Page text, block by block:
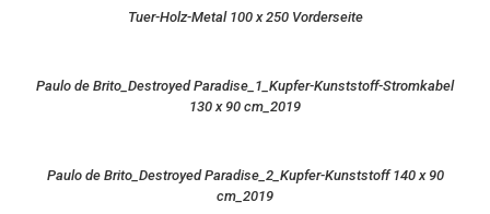
Tuer-Holz-Metal 100 x 250 Vorderseite
Paulo de Brito_Destroyed Paradise_1_Kupfer-Kunststoff-Stromkabel
130 x 90 cm_2019
Paulo de Brito_Destroyed Paradise_2_Kupfer-Kunststoff 140 x 90
cm_2019